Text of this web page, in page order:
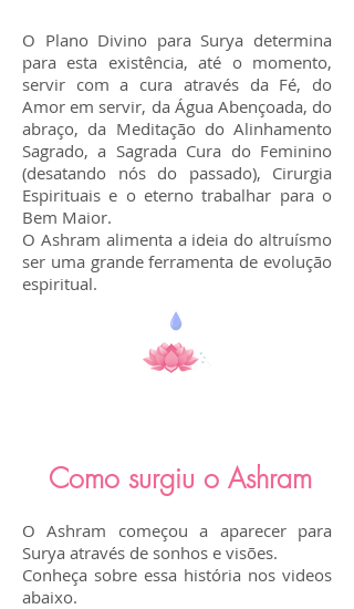
O Plano Divino para Surya determina
para esta existência, até o momento,
servir com a cura através da Fé, do
Amor em servir, da Água Abençoada, do
abraço, da Meditação do Alinhamento
Sagrado, a Sagrada Cura do Feminino
(desatando nós do passado), Cirurgia
Espirituais e o eterno trabalhar para o
Bem Maior.
O Ashram alimenta a ideia do altruísmo
ser uma grande ferramenta de evolução
espiritual.
Como surgiu o Ashram
O Ashram começou a aparecer para
Surya através de sonhos e visões.
Conheça sobre essa história nos videos
abaixo.